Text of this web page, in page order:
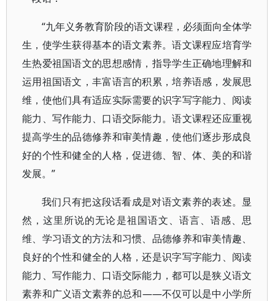
“九年义务教育阶段的语文课程，必须面向全体学
生，使学生获得基本的语文素养。语文课程应培育学
生热爱祖国语文的思想感情，指导学生正确地理解和
运用祖国语文，丰富语言的积累，培养语感，发展思
维，使他们具有适应实际需要的识字写字能力、阅读
能力、写作能力、口语交际能力。语文课程还应重视
提高学生的品德修养和审美情趣，使他们逐步形成良
好的个性和健全的人格，促进德、智、体、美的和谐
发展。”
我们只有把这段话看成是对语文素养的表述。显
然，这里所说的无论是祖国语文、语言、语感、思
维、学习语文的方法和习惯、品德修养和审美情趣、
良好的个性和健全的人格，还是识字写字能力、阅读
能力、写作能力、口语交际能力，都可以是狭义语文
素养和广义语文素养的总和——不仅可以是中小学所